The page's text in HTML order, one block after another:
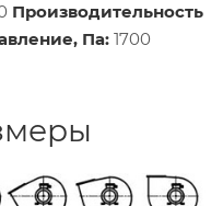
Производительность
Па: 1700